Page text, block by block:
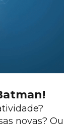
novas? Ou